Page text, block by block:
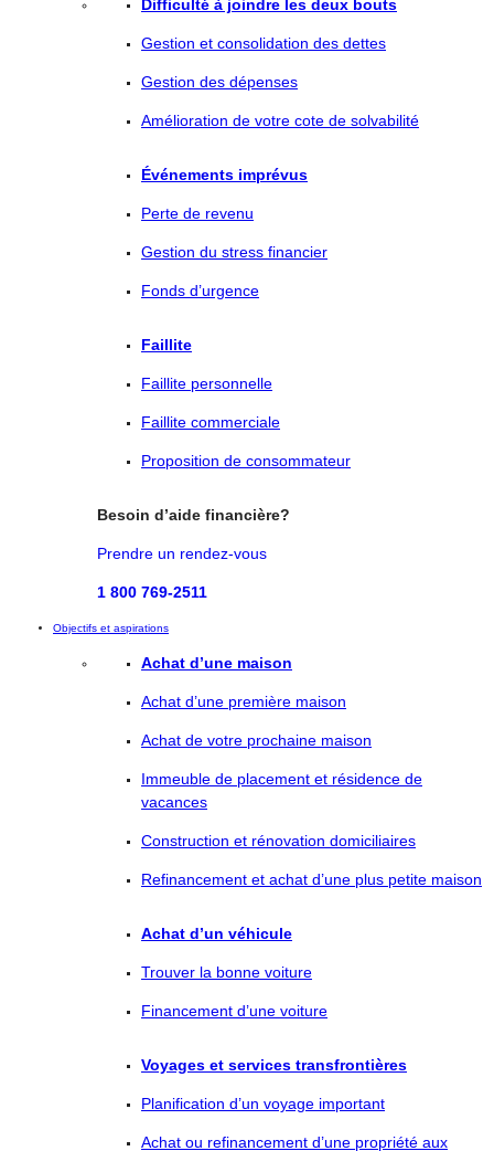
Difficulté à joindre les deux bouts
Gestion et consolidation des dettes
Gestion des dépenses
Amélioration de votre cote de solvabilité
Événements imprévus
Perte de revenu
Gestion du stress financier
Fonds d’urgence
Faillite
Faillite personnelle
Faillite commerciale
Proposition de consommateur
Besoin d’aide financière?
Prendre un rendez-vous
1 800 769-2511
Objectifs et aspirations
Achat d’une maison
Achat d’une première maison
Achat de votre prochaine maison
Immeuble de placement et résidence de
vacances
Construction et rénovation domiciliaires
Refinancement et achat d’une plus petite maison
Achat d’un véhicule
Trouver la bonne voiture
Financement d’une voiture
Voyages et services transfrontières
Planification d’un voyage important
Achat ou refinancement d’une propriété aux